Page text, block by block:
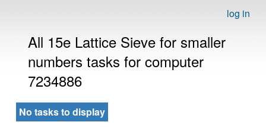
log in
All 15e Lattice Sieve for smaller
numbers tasks for computer
7234886
No tasks to display